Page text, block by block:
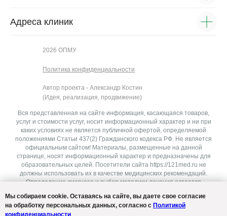
Адреса клиник
2026 ОПМУ
Политика конфиденциальности
Автор проекта - Александр Костин
(Идея, реализация, продвижение)
Вся представленная на сайте информация, касающаяся товаров,
услуг и стоимости услуг, носит информационный характер и ни при
каких условиях не является публичной офертой, определяемой
положениями Статьи 437(2) Гражданского кодекса РФ. Не является
официальным сайтом! Материалы, размещенные на данной
странице, носят информационный характер и предназначены для
образовательных целей. Посетители сайта https://121med.ru не
должны использовать их в качестве медицинских рекомендаций.
Определение диагноза и выбор методики лечения остается
https://121med.ru не несёт ответственности за возможные негативные
последствия, возникшие в результате использования информации,
Мы собираем cookie. Оставаясь на сайте, вы даете свое согласие
на обработку персональных данных, согласно с Политикой